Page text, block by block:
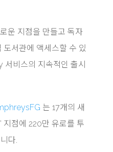
운 지점을 만들고 독자
서관에 액세스할 수 있
비스의 지속적인 출시
는 17개의 새
지점에 220만 유로를 투
다.